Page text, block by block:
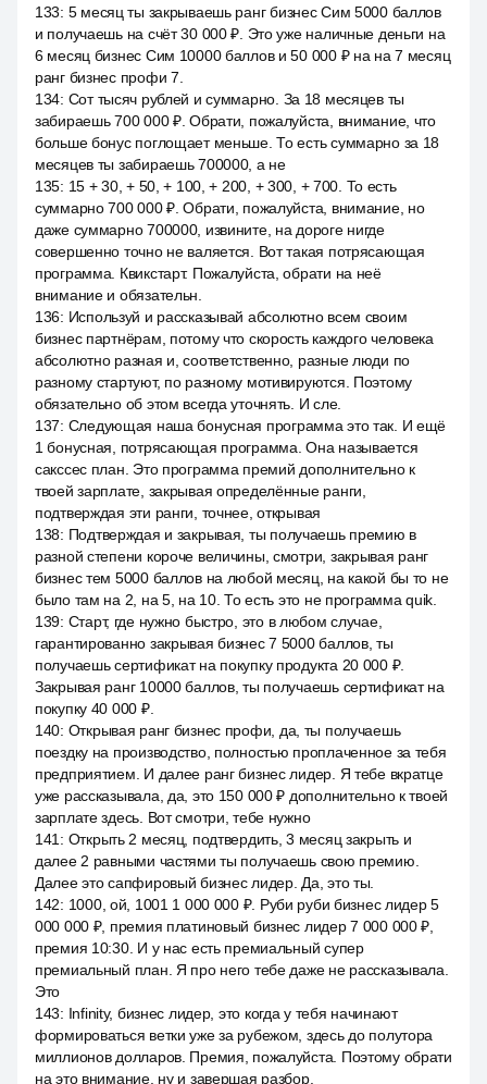
133: 5 месяц ты закрываешь ранг бизнес Сим 5000 баллов
и получаешь на счёт 30 000 ₽. Это уже наличные деньги на
6 месяц бизнес Сим 10000 баллов и 50 000 ₽ на на 7 месяц
ранг бизнес профи 7.
134: Сот тысяч рублей и суммарно. За 18 месяцев ты
забираешь 700 000 ₽. Обрати, пожалуйста, внимание, что
больше бонус поглощает меньше. То есть суммарно за 18
месяцев ты забираешь 700000, а не
135: 15 + 30, + 50, + 100, + 200, + 300, + 700. То есть
суммарно 700 000 ₽. Обрати, пожалуйста, внимание, но
даже суммарно 700000, извините, на дороге нигде
совершенно точно не валяется. Вот такая потрясающая
программа. Квикстарт. Пожалуйста, обрати на неё
внимание и обязательн.
136: Используй и рассказывай абсолютно всем своим
бизнес партнёрам, потому что скорость каждого человека
абсолютно разная и, соответственно, разные люди по
разному стартуют, по разному мотивируются. Поэтому
обязательно об этом всегда уточнять. И сле.
137: Следующая наша бонусная программа это так. И ещё
1 бонусная, потрясающая программа. Она называется
сакссес план. Это программа премий дополнительно к
твоей зарплате, закрывая определённые ранги,
подтверждая эти ранги, точнее, открывая
138: Подтверждая и закрывая, ты получаешь премию в
разной степени короче величины, смотри, закрывая ранг
бизнес тем 5000 баллов на любой месяц, на какой бы то не
было там на 2, на 5, на 10. То есть это не программа quik.
139: Старт, где нужно быстро, это в любом случае,
гарантированно закрывая бизнес 7 5000 баллов, ты
получаешь сертификат на покупку продукта 20 000 ₽.
Закрывая ранг 10000 баллов, ты получаешь сертификат на
покупку 40 000 ₽.
140: Открывая ранг бизнес профи, да, ты получаешь
поездку на производство, полностью проплаченное за тебя
предприятием. И далее ранг бизнес лидер. Я тебе вкратце
уже рассказывала, да, это 150 000 ₽ дополнительно к твоей
зарплате здесь. Вот смотри, тебе нужно
141 : Открыть 2 месяц, подтвердить, 3 месяц закрыть и
далее 2 равными частями ты получаешь свою премию.
Далее это сапфировый бизнес лидер. Да, это ты.
142: 1000, ой, 1001 1 000 000 ₽. Руби руби бизнес лидер 5
000 000 ₽, премия платиновый бизнес лидер 7 000 000 ₽,
премия 10:30. И у нас есть премиальный супер
премиальный план. Я про него тебе даже не рассказывала.
Это
143: Infinity, бизнес лидер, это когда у тебя начинают
формироваться ветки уже за рубежом, здесь до полутора
миллионов долларов. Премия, пожалуйста. Поэтому обрати
на это внимание, ну и завершая разбор.